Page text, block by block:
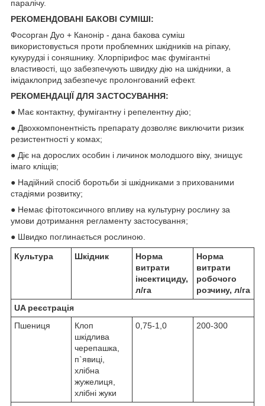
паралічу.
РЕКОМЕНДОВАНІ БАКОВІ СУМІШІ:
Фосорган Дуо + Канонір - дана бакова суміш
використовується проти проблемних шкідників на ріпаку,
кукурудзі і соняшнику. Хлорпірифос має фумігантні
властивості, що забезпечують швидку дію на шкідники, а
імідаклоприд забезпечує пролонгований ефект.
РЕКОМЕНДАЦІЇ ДЛЯ ЗАСТОСУВАННЯ:
● Має контактну, фумігантну і репелентну дію;
● Двохкомпонентність препарату дозволяє виключити ризик
резистентності у комах;
● Діє на дорослих особин і личинок молодшого віку, знищує
імаго кліщів;
● Надійний спосіб боротьби зі шкідниками з прихованими
стадіями розвитку;
● Немає фітотоксичного впливу на культурну рослину за
умови дотримання регламенту застосування;
● Швидко поглинається рослиною.
Культура Шкідник
Норма
витрати
інсектициду,
л/га
Норма
витрати
робочого
розчину, л/га
UA реєстрація
Пшениця
Клоп
шкідлива
черепашка,
п`явиці,
хлібна
жужелиця,
хлібні жуки
0,75-1,0 200-300